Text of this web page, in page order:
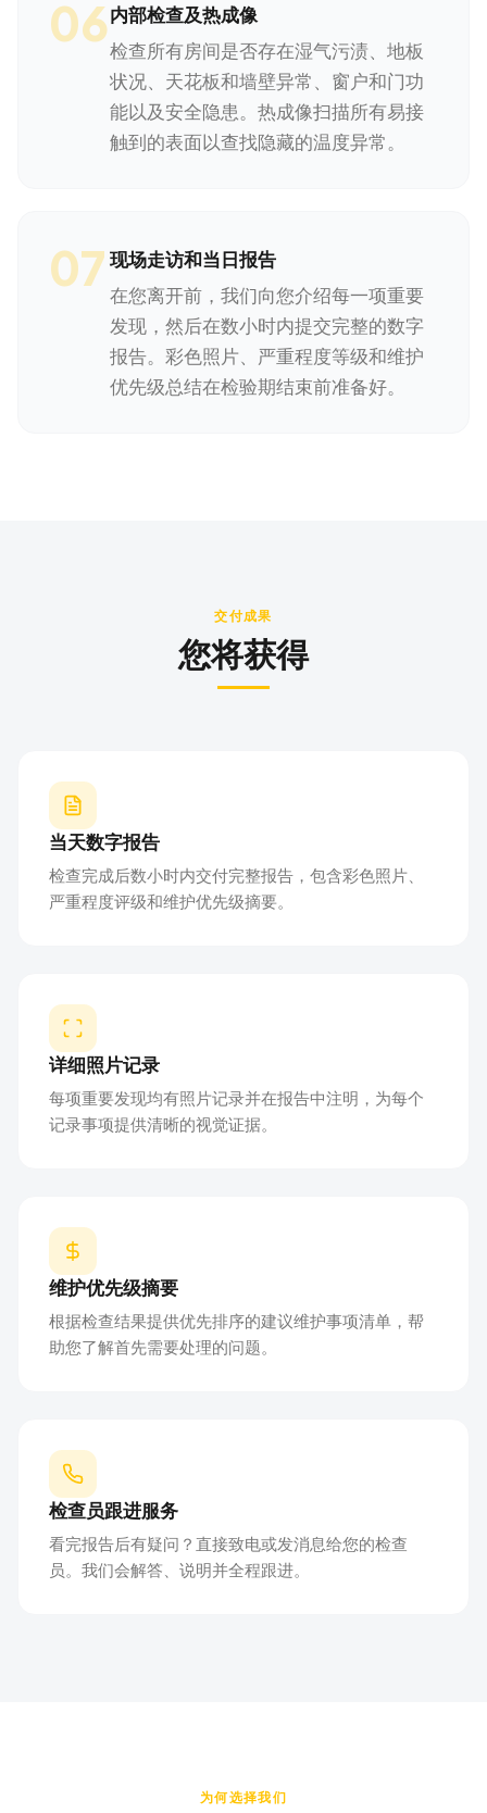
06内部检查及热成像
检查所有房间是否存在湿气污渍、地板
状况、天花板和墙壁异常、窗户和门功
能以及安全隐患。热成像扫描所有易接
触到的表面以查找隐藏的温度异常。
07 现场走访和当日报告
在您离开前，我们向您介绍每一项重要
发现，然后在数小时内提交完整的数字
报告。彩色照片、严重程度等级和维护
优先级总结在检验期结束前准备好。
交付成果
您将获得
当天数字报告
检查完成后数小时内交付完整报告，包含彩色照片、
严重程度评级和维护优先级摘要。
详细照片记录
每项重要发现均有照片记录并在报告中注明，为每个
记录事项提供清晰的视觉证据。
维护优先级摘要
根据检查结果提供优先排序的建议维护事项清单，帮
助您了解首先需要处理的问题。
检查员跟进服务
看完报告后有疑问？直接致电或发消息给您的检查
员。我们会解答、说明并全程跟进。
为何选择我们